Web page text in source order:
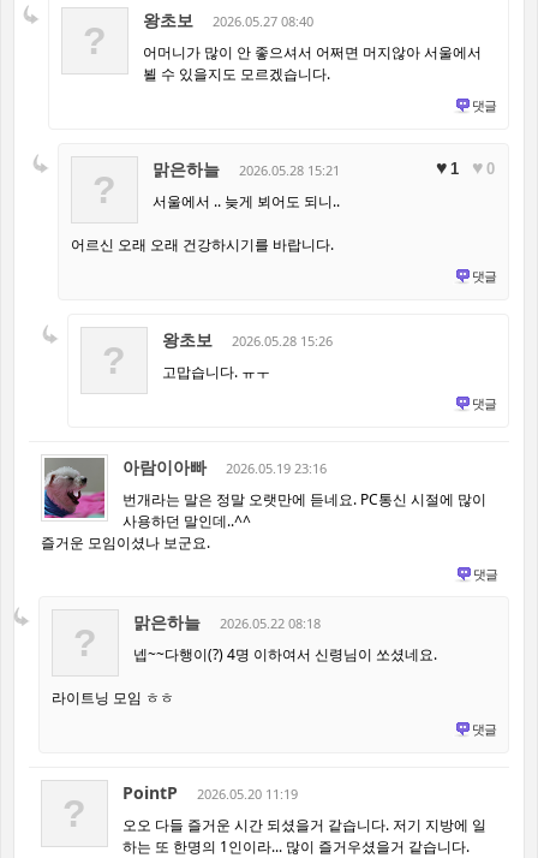
? 왕초보 2026.05.27 08:40
어머니가 많이 안 좋으셔서 어쩌면 머지않아 서울에서
뵐 수 있을지도 모르겠습니다.
댓글
? 맑은하늘 2026.05.28 15:21
서울에서 .. 늦게 뵈어도 되니..
어르신 오래 오래 건강하시기를 바랍니다.
댓글
♥ 1 ♥ 0
? 왕초보 2026.05.28 15:26
고맙습니다. ㅠㅜ
댓글
아람이아빠 2026.05.19 23:16
번개라는 말은 정말 오랫만에 듣네요. PC통신 시절에 많이
사용하던 말인데..^^
즐거운 모임이셨나 보군요.
댓글
? 맑은하늘 2026.05.22 08:18
넵~~다행이(?) 4명 이하여서 신령님이 쏘셨네요.
라이트닝 모임 ㅎㅎ
댓글
? PointP 2026.05.20 11:19
오오 다들 즐거운 시간 되셨을거 같습니다. 저기 지방에 일
하는 또 한명의 1인이라... 많이 즐거우셨을거 같습니다.